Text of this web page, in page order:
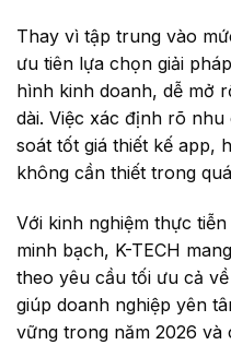
Thay vì tập trung vào
ưu tiên lựa chọn giải
hình kinh doanh, dễ mở
dài. Việc xác định rõ
soát tốt giá thiết kế app,
không cần thiết trong
Với kinh nghiệm thực
minh bạch, K-TECH
theo yêu cầu tối ưu cả
giúp doanh nghiệp yên
vững trong năm 2026 và